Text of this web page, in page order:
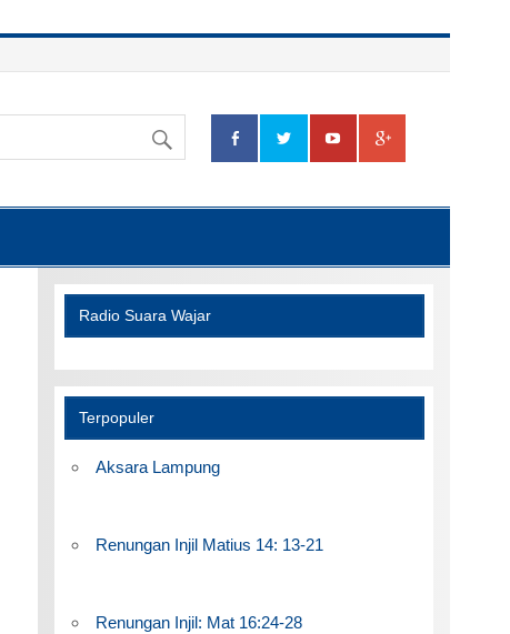
Radio Suara Wajar
Terpopuler
Aksara Lampung
Renungan Injil Matius 14: 13-21
Renungan Injil: Mat 16:24-28